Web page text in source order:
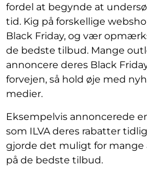
fordel at begynde at
tid. Kig på forskellige
Black Friday, og vær
de bedste tilbud. Mange
annoncere deres Black
forvejen, så hold øje med
medier.
Eksempelvis annoncerede
som ILVA deres rabatter
gjorde det muligt for mange
på de bedste tilbud.